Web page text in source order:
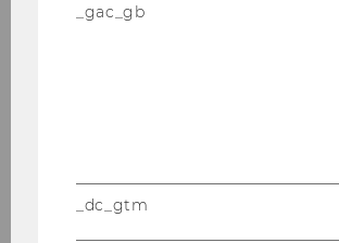
_gac_gb
_dc_gtm